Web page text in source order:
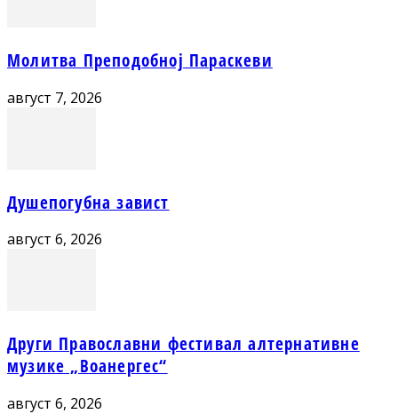
Молитва Преподобној Параскеви
август 7, 2026
Душепогубна завист
август 6, 2026
Други Православни фестивал алтернативне
музике „Воанергес“
август 6, 2026